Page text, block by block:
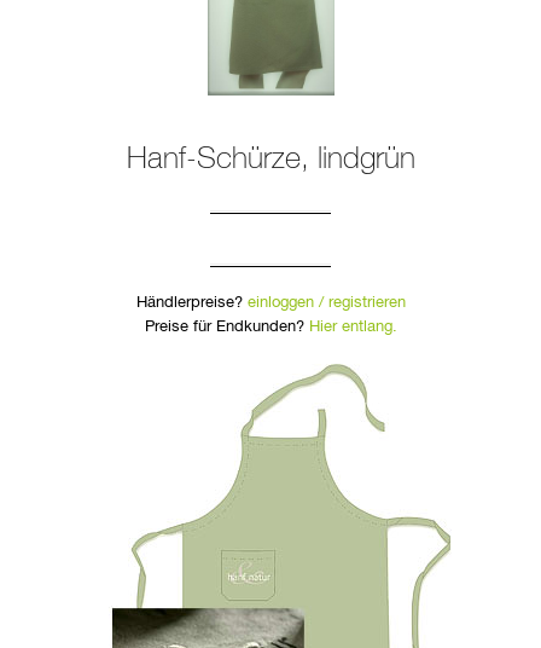
Hanf-Schürze, lindgrün
Händlerpreise? einloggen / registrieren
Preise für Endkunden? Hier entlang.